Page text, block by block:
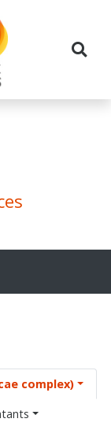
complex)